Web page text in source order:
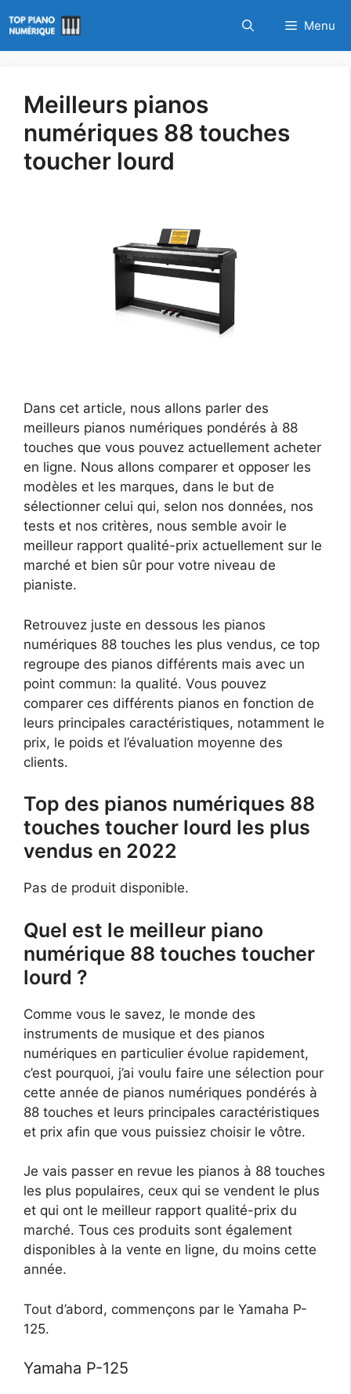
au
contenu
Menu
Meilleurs pianos
numériques 88 touches
toucher lourd
Dans cet article, nous allons parler des
meilleurs pianos numériques pondérés à 88
touches que vous pouvez actuellement acheter
en ligne. Nous allons comparer et opposer les
modèles et les marques, dans le but de
sélectionner celui qui, selon nos données, nos
tests et nos critères, nous semble avoir le
meilleur rapport qualité-prix actuellement sur le
marché et bien sûr pour votre niveau de
pianiste.
Retrouvez juste en dessous les pianos
numériques 88 touches les plus vendus, ce top
regroupe des pianos différents mais avec un
point commun: la qualité. Vous pouvez
comparer ces différents pianos en fonction de
leurs principales caractéristiques, notamment le
prix, le poids et l’évaluation moyenne des
clients.
Top des pianos numériques 88
touches toucher lourd les plus
vendus en 2022
Pas de produit disponible.
Quel est le meilleur piano
numérique 88 touches toucher
lourd ?
Comme vous le savez, le monde des
instruments de musique et des pianos
numériques en particulier évolue rapidement,
c’est pourquoi, j’ai voulu faire une sélection pour
cette année de pianos numériques pondérés à
88 touches et leurs principales caractéristiques
et prix afin que vous puissiez choisir le vôtre.
Je vais passer en revue les pianos à 88 touches
les plus populaires, ceux qui se vendent le plus
et qui ont le meilleur rapport qualité-prix du
marché. Tous ces produits sont également
disponibles à la vente en ligne, du moins cette
année.
Tout d’abord, commençons par le Yamaha P-
125.
Yamaha P-125